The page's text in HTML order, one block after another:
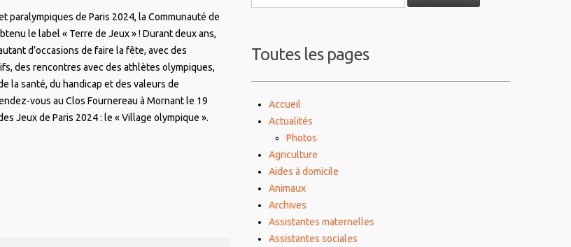
paralympiques de Paris 2024, la Communauté de
le label « Terre de Jeux » ! Durant deux ans,
d’occasions de faire la fête, avec des
des rencontres avec des athlètes olympiques,
la santé, du handicap et des valeurs de
vous au Clos Fournereau à Mornant le 19
Jeux de Paris 2024 : le « Village olympique ».
Toutes les pages
Accueil
Actualités
Photos
Agriculture
Aides à domicile
Animaux
Archives
Assistantes maternelles
Assistantes sociales